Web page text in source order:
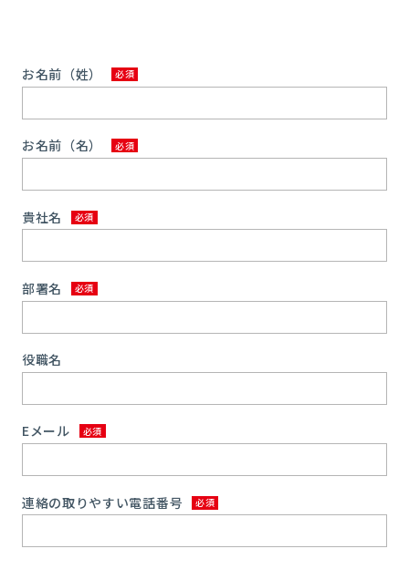
お名前（姓）
お名前（名）
貴社名
部署名
役職名
Eメール
連絡の取りやすい電話番号